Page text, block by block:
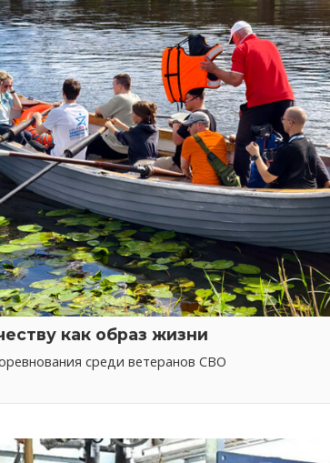
как образ жизни
среди ветеранов СВО